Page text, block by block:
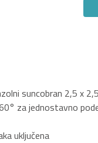
suncobran 2,5 x
za jednostavno
uključena